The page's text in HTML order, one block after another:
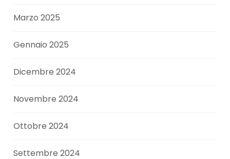
Marzo 2025
Gennaio 2025
Dicembre 2024
Novembre 2024
Ottobre 2024
Settembre 2024